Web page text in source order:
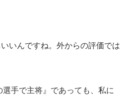
いんですね。外からの評価では
手で主将』であっても、私に